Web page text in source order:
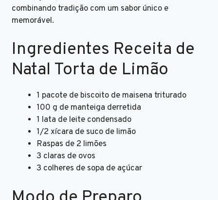
combinando tradição com um sabor único e
memorável.
Ingredientes Receita de
Natal Torta de Limão
1 pacote de biscoito de maisena triturado
100 g de manteiga derretida
1 lata de leite condensado
1/2 xícara de suco de limão
Raspas de 2 limões
3 claras de ovos
3 colheres de sopa de açúcar